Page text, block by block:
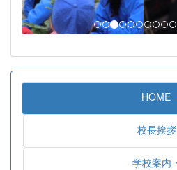
HOME
校長挨拶
学校案内